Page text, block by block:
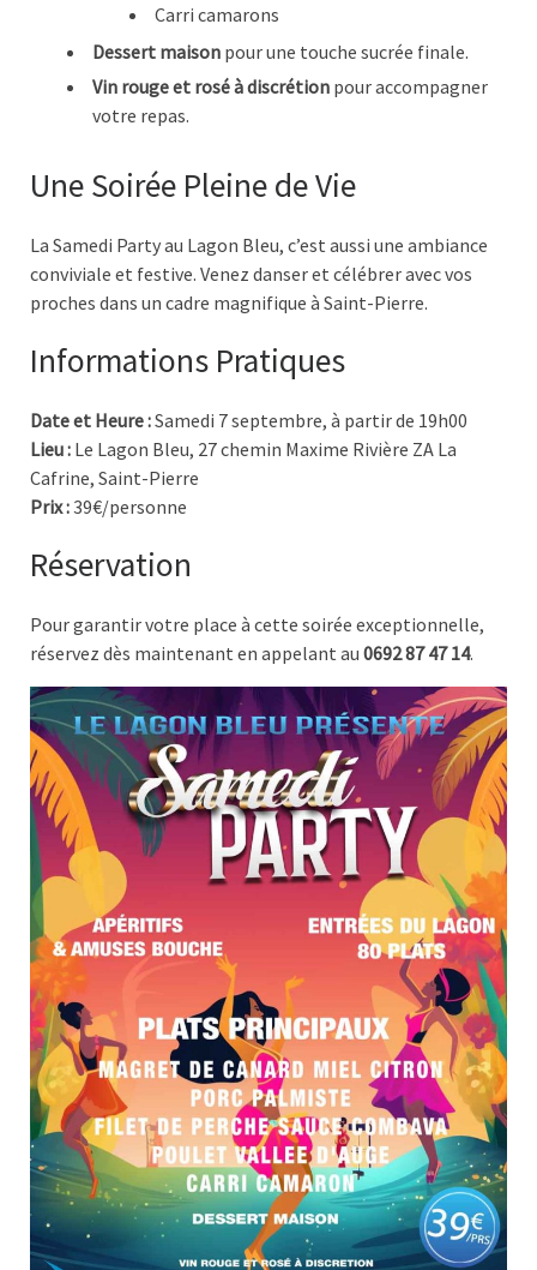
Carri camarons
Dessert maison pour une touche sucrée finale.
Vin rouge et rosé à discrétion pour accompagner
votre repas.
Une Soirée Pleine de Vie
La Samedi Party au Lagon Bleu, c’est aussi une ambiance
conviviale et festive. Venez danser et célébrer avec vos
proches dans un cadre magnifique à Saint-Pierre.
Informations Pratiques
Date et Heure :Samedi 7 septembre, à partir de 19h00
Lieu : Le Lagon Bleu, 27 chemin Maxime Rivière ZA La
Cafrine, Saint-Pierre
Prix :39€/personne
Réservation
Pour garantir votre place à cette soirée exceptionnelle,
réservez dès maintenant en appelant au 0692 87 47 14.